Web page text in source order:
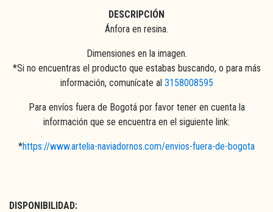
DESCRIPCIÓN
Ánfora en resina.
Dimensiones en la imagen.
*Si no encuentras el producto que estabas buscando, o para más
información, comunícate al 3158008595
Para envíos fuera de Bogotá por favor tener en cuenta la
información que se encuentra en el siguiente link:
*https://www.artelia-naviadornos.com/envios-fuera-de-bogota
DISPONIBILIDAD: